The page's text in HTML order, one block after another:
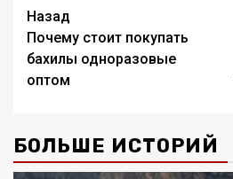
Навигация
записи
Назад
Почему стоит покупать
бахилы одноразовые
оптом
БОЛЬШЕ ИСТОРИЙ